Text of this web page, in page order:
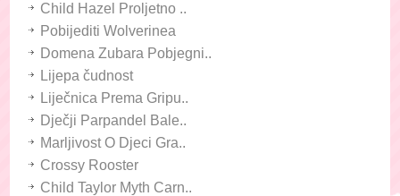
Child Hazel Proljetno ..
Pobijediti Wolverinea
Domena Zubara Pobjegni..
Lijepa čudnost
Liječnica Prema Gripu..
Dječji Parpandel Bale..
Marljivost O Djeci Gra..
Crossy Rooster
Child Taylor Myth Carn..